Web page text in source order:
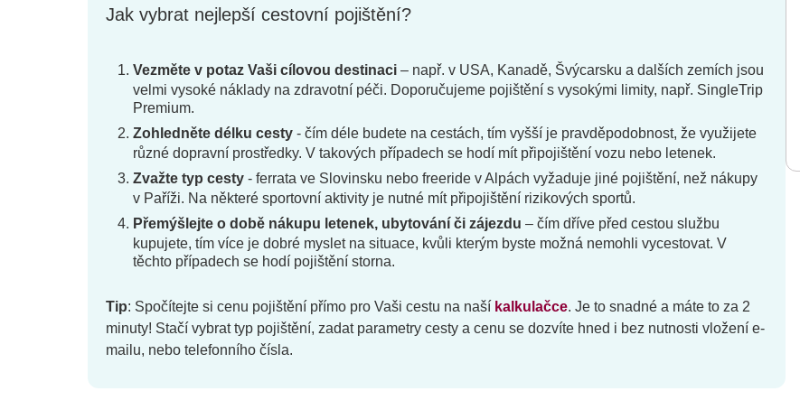
Jak vybrat nejlepší cestovní pojištění?
Vezměte v potaz Vaši cílovou destinaci – např. v USA, Kanadě, Švýcarsku a dalších zemích jsou
velmi vysoké náklady na zdravotní péči. Doporučujeme pojištění s vysokými limity, např. SingleTrip
Premium.
Zohledněte délku cesty - čím déle budete na cestách, tím vyšší je pravděpodobnost, že využijete
různé dopravní prostředky. V takových případech se hodí mít připojištění vozu nebo letenek.
Zvažte typ cesty - ferrata ve Slovinsku nebo freeride v Alpách vyžaduje jiné pojištění, než nákupy
v Paříži. Na některé sportovní aktivity je nutné mít připojištění rizikových sportů.
Přemýšlejte o době nákupu letenek, ubytování či zájezdu – čím dříve před cestou službu
kupujete, tím více je dobré myslet na situace, kvůli kterým byste možná nemohli vycestovat. V
těchto případech se hodí pojištění storna.
Tip: Spočítejte si cenu pojištění přímo pro Vaši cestu na naší kalkulačce. Je to snadné a máte to za 2
minuty! Stačí vybrat typ pojištění, zadat parametry cesty a cenu se dozvíte hned i bez nutnosti vložení e-
mailu, nebo telefonního čísla.